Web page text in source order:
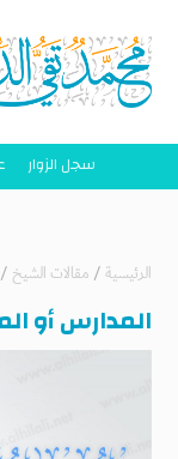
سجل الزوار
الرئيسية/ مقالات الشيخ /
المدارس أو